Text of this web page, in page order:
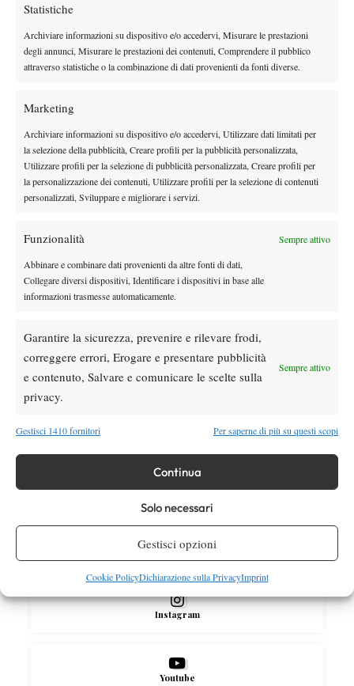
Statistiche
Archiviare informazioni su dispositivo e/o accedervi, Misurare le prestazioni
degli annunci, Misurare le prestazioni dei contenuti, Comprendere il pubblico
attraverso statistiche o la combinazione di dati provenienti da fonti diverse.
Marketing
Archiviare informazioni su dispositivo e/o accedervi, Utilizzare dati limitati per
la selezione della pubblicità, Creare profili per la pubblicità personalizzata,
Utilizzare profili per la selezione di pubblicità personalizzata, Creare profili per
la personalizzazione dei contenuti, Utilizzare profili per la selezione di contenuti
personalizzati, Sviluppare e migliorare i servizi.
Funzionalità Sempre attivo
Abbinare e combinare dati provenienti da altre fonti di dati,
Collegare diversi dispositivi, Identificare i dispositivi in base alle
informazioni trasmesse automaticamente.
Garantire la sicurezza, prevenire e rilevare frodi,
correggere errori, Erogare e presentare pubblicità
e contenuto, Salvare e comunicare le scelte sulla
privacy.
Sempre attivo
Gestisci 1410 fornitori Per saperne di più su questi scopi
Continua
Solo necessari
Gestisci opzioni
Cookie PolicyDichiarazione sulla PrivacyImprint
DI TENDENZA
Bolelli/Vavassori fuori al primo turno
News
Masters 1000 Cincinnati 2026: forfait di
Tennis in TV
Masters 1000 Cincinnati 2026: a che ora e
dove vedere il sorteggio del tabellone
News
Rusedski sul futuro di Alcaraz: “Non
giocherà lo US Open, forse non lo vedremo
Facebook
X
Instagram
Youtube